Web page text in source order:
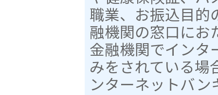
職業、お振込目的
融機関の窓口にお
金融機関でインタ
みをされている場
ンターネットバン